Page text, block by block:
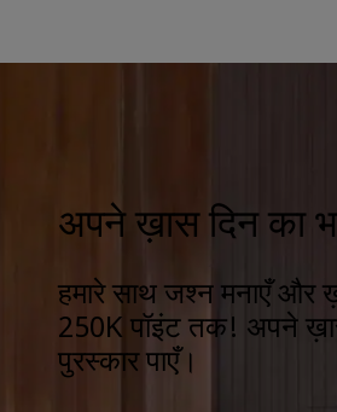
अपने ख़ास दिन का
हमारे साथ जश्न मनाएँ और
250K पॉइंट तक! अपने
पुरस्कार पाएँ।